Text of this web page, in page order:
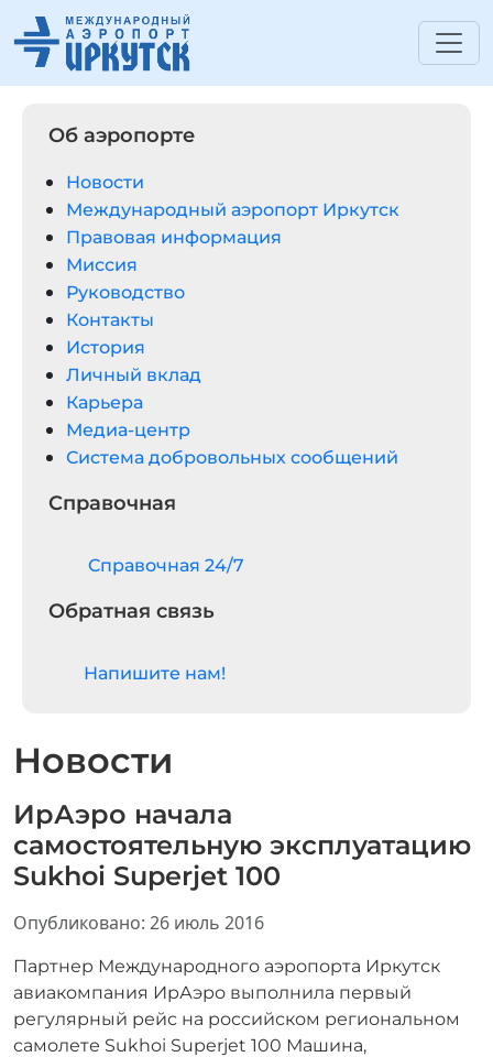
Новости
ИрАэро начала
самостоятельную эксплуатацию
Sukhoi Superjet 100
Информация о материале
Опубликовано: 26 июль 2016
Партнер Международного аэропорта Иркутск
авиакомпания ИрАэро выполнила первый
регулярный рейс на российском региональном
самолете Sukhoi Superjet 100 Машина,
Об аэропорте
Новости
Международный аэропорт Иркутск
Правовая информация
Миссия
Руководство
Контакты
История
Личный вклад
Карьера
Медиа-центр
Система добровольных сообщений
Справочная
Cправочная 24/7
Обратная связь
Напишите нам!